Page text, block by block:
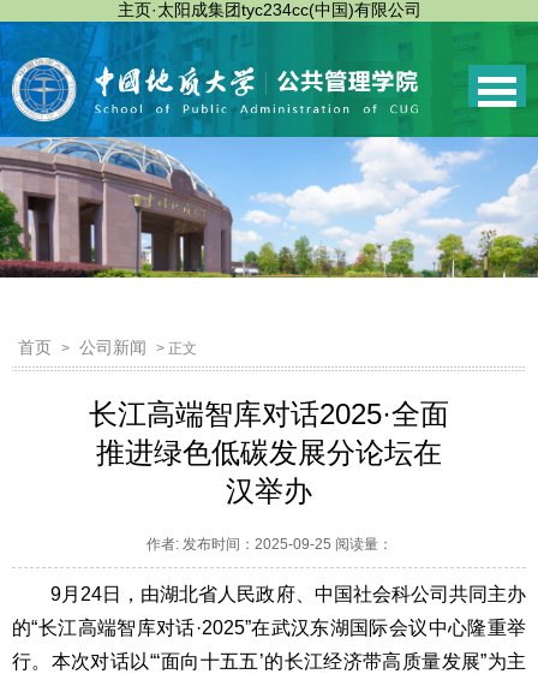
主页·太阳成集团tyc234cc(中国)有限公司
首页 > 公司新闻 > 正文
长江高端智库对话2025·全面
推进绿色低碳发展分论坛在
汉举办
作者: 发布时间：2025-09-25 阅读量：
9月24日，由湖北省人民政府、中国社会科公司共同主办
的“长江高端智库对话·2025”在武汉东湖国际会议中心隆重举
行。本次对话以“‘面向十五五’的长江经济带高质量发展”为主